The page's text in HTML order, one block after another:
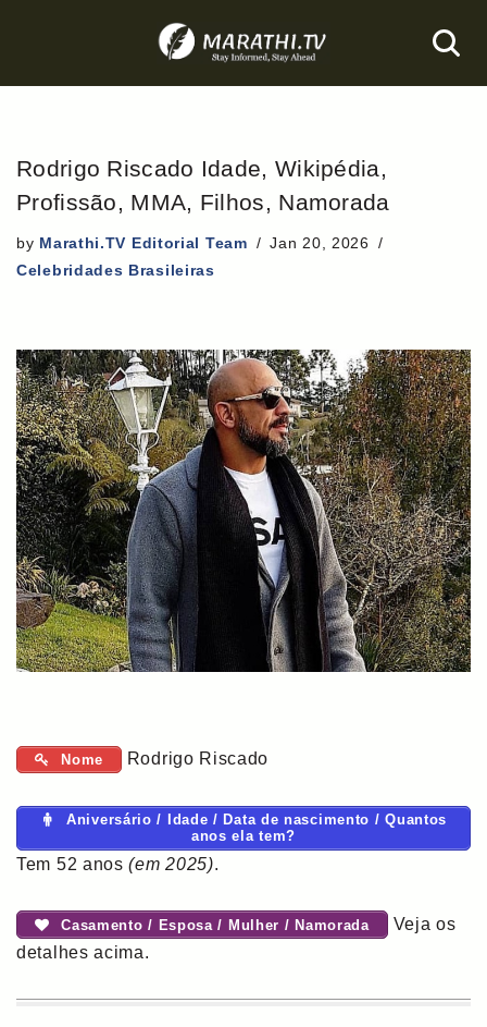
to
Rodrigo Riscado Idade, Wikipédia,
Profissão, MMA, Filhos, Namorada
by Marathi.TV Editorial Team
Jan 20, 2026
Celebridades Brasileiras
Nome Rodrigo Riscado
Aniversário / Idade / Data de nascimento / Quantos
anos ela tem?
Tem 52 anos(em 2025).
Casamento / Esposa / Mulher / Namorada
Veja os
detalhes acima.